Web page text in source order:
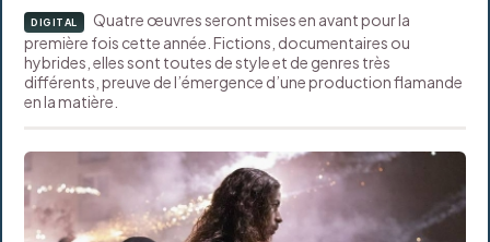
DIGITAL
Quatre œuvres seront mises en avant pour la
première fois cette année. Fictions, documentaires ou
hybrides, elles sont toutes de style et de genres très
différents, preuve de l’émergence d’une production flamande
en la matière.